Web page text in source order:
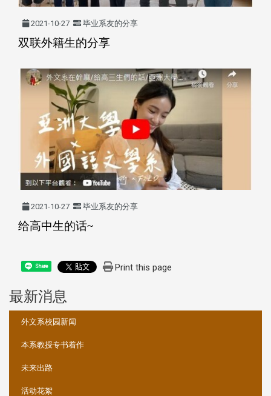
2021-10-27 毕业系友的分享
双联外籍生的分享
2021-10-27 毕业系友的分享
给高中生的话~
Share Print this page
最新消息
外文系校园新闻
本系教授专书着作
未来出路
活动花絮